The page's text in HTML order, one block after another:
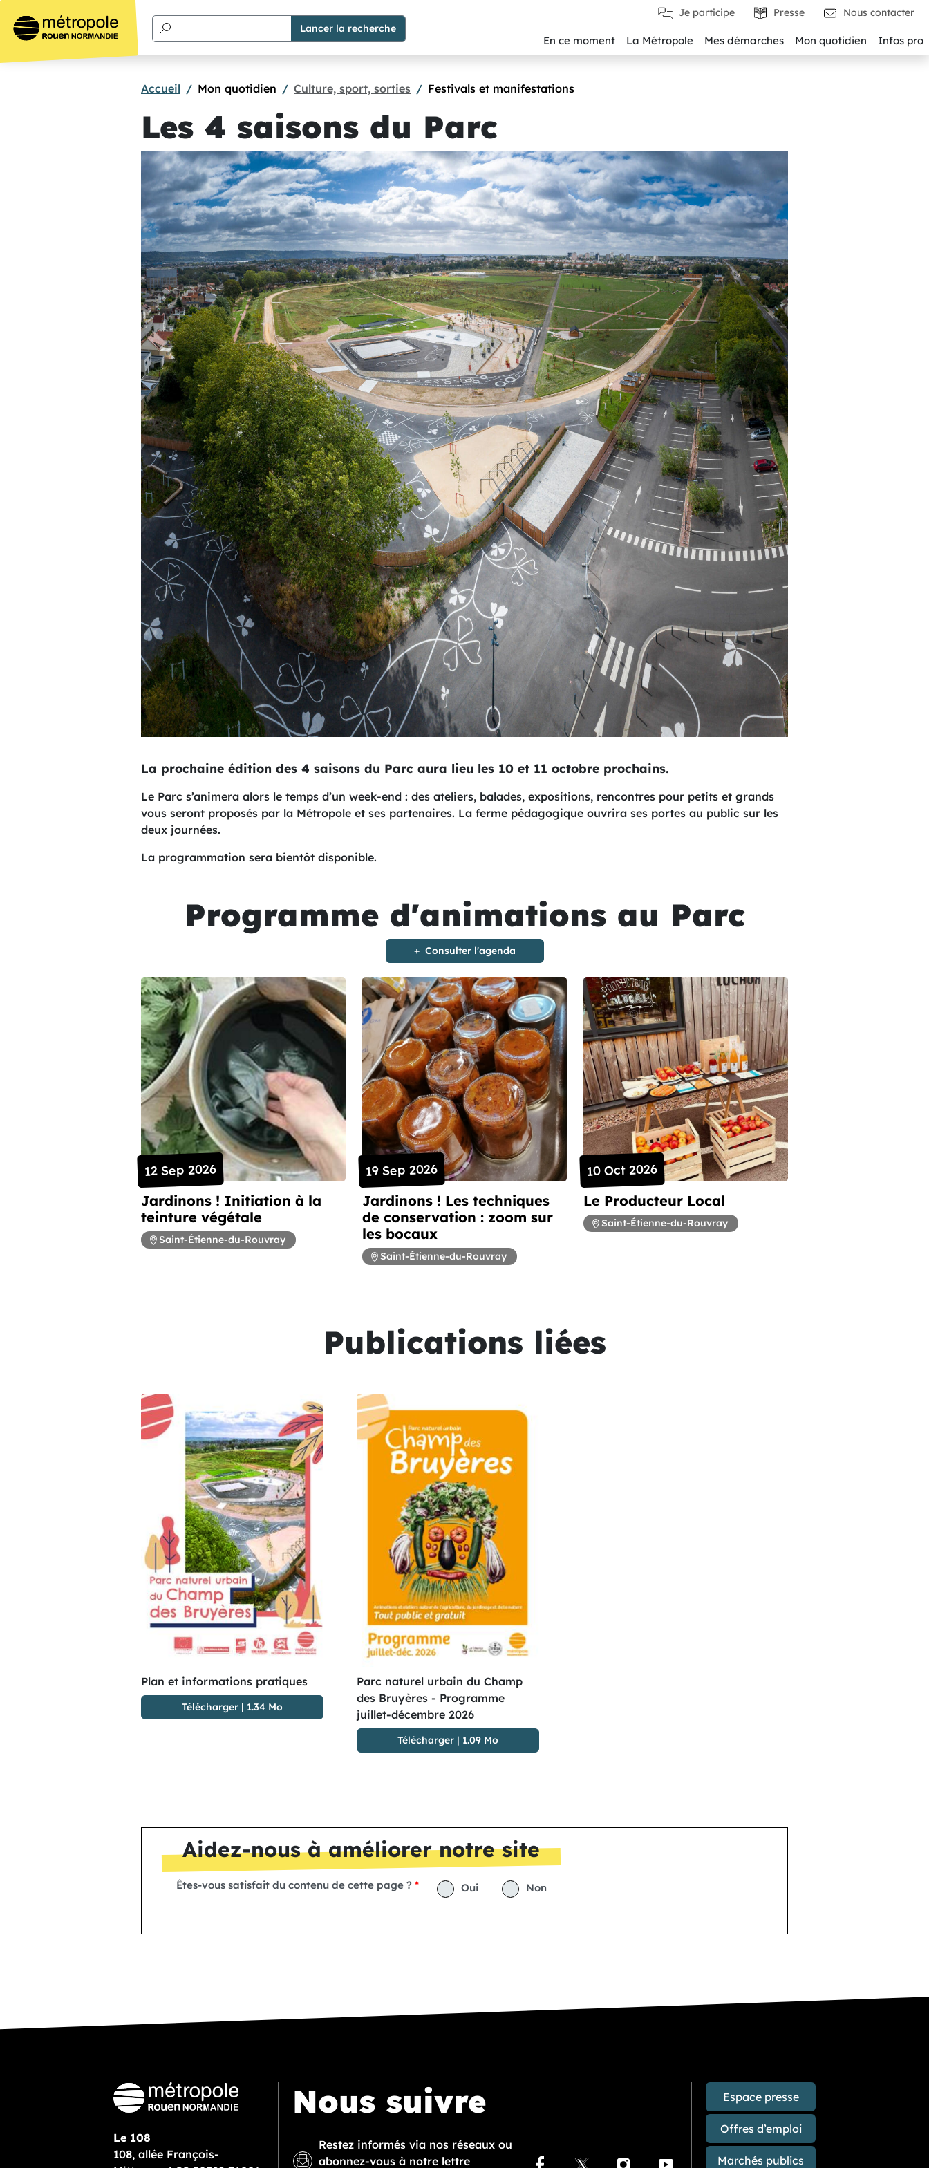
Aller au contenu principal Je participe Presse Nous contacter
En ce moment La Métropole Mes démarches Mon quotidien Infos pro
Accueil Mon quotidien Culture, sport, sorties Festivals et manifestations
Les 4 saisons du Parc
La prochaine édition des 4 saisons du Parc aura lieu les 10 et 11 octobre prochains.
Le Parc s’animera alors le temps d’un week-end : des ateliers, balades, expositions, rencontres pour petits et grands
vous seront proposés par la Métropole et ses partenaires. La ferme pédagogique ouvrira ses portes au public sur les
deux journées.
La programmation sera bientôt disponible.
Programme d'animations au Parc
Consulter l'agenda
Jardinons ! Initiation à la
teinture végétale
12 Sep 2026
Saint-Étienne-du-Rouvray
Jardinons ! Les techniques
de conservation : zoom sur
les bocaux
19 Sep 2026
Saint-Étienne-du-Rouvray
Le Producteur Local
10 Oct 2026
Saint-Étienne-du-Rouvray
Publications liées
Plan et informations pratiques
Télécharger| 1.34 Mo
Parc naturel urbain du Champ
des Bruyères - Programme
juillet-décembre 2026
Télécharger| 1.09 Mo
Aidez-nous à améliorer notre site
Êtes-vous satisfait du contenu de cette page ? Oui Non
Le 108
108, allée François-
Nous suivre
Restez informés via nos réseaux ou
abonnez-vous à notre lettre
Facebook
X InstagramYoutube
Espace presse
Offres d’emploi
Marchés publics